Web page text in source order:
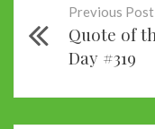
Previous Post
Quote of
Day #319